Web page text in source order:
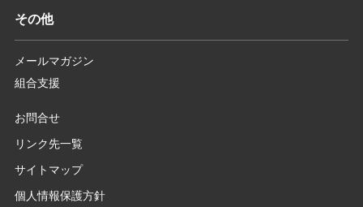
その他
メールマガジン
組合支援
お問合せ
リンク先一覧
サイトマップ
個人情報保護方針